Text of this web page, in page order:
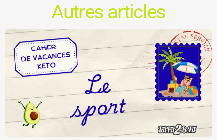
Autres articles